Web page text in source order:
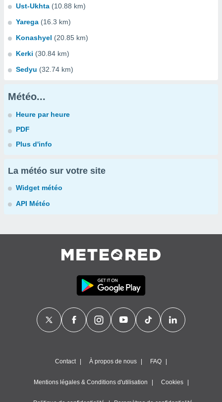
Ust-Ukhta (10.88 km)
Yarega (16.3 km)
Konashyel (20.85 km)
Kerki (30.84 km)
Sedyu (32.74 km)
Météo...
Heure par heure
PDF
Plus d'info
La météo sur votre site
Widget météo
API Météo
Contact À propos de nous FAQ
Mentions légales & Conditions d'utilisation Cookies